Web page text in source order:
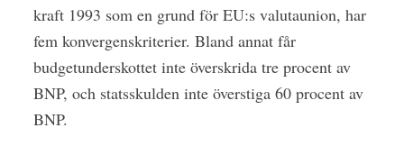
kraft 1993 som en grund för EU:s valutaunion, har
fem konvergenskriterier. Bland annat får
budgetunderskottet inte överskrida tre procent av
BNP, och statsskulden inte överstiga 60 procent av
BNP.